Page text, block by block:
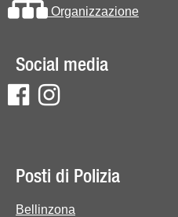
Organizzazione
Social media
Posti di Polizia
Bellinzona